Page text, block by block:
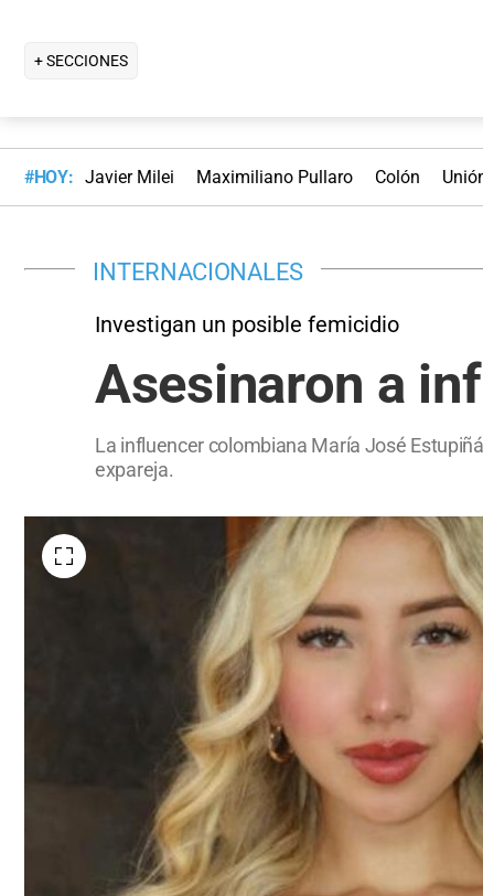
+ SECCIONES
#HOY: Javier Milei Maximiliano Pullaro Colón
INTERNACIONALES
Investigan un posible femicidio
Asesinaron a
La influencer colombiana María José
expareja.